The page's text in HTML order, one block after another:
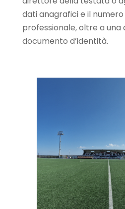
dati anagrafici e il
professionale, oltre a una
documento d’identità.